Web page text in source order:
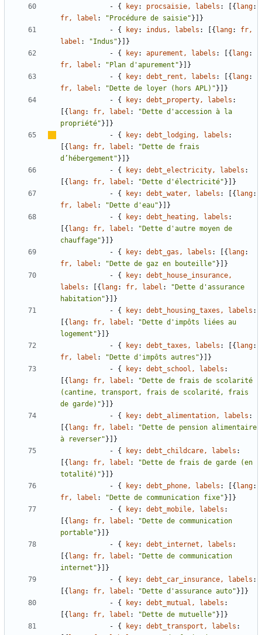
- {
key: procsaisie, labels : { lang:
fr, label : "Procédure de saisie" }
}
- {
key: indus, labels : { lang:
fr,
label : "Indus" }
}
- {
key: apurement, labels : { lang:
fr, label : "Plan d'apurement" }
}
- {
key: debt_rent, labels : { lang:
fr, label : "Dette de loyer (hors APL)" }
}
- {
key: debt_property, labels :
{ lang: fr, label :
"Dette d'accession à la
propriété" }
}
- {
key: debt_lodging, labels :
{ lang: fr, label :
"Dette de frais
d ’ hébergement" }
}
- {
key: debt_electricity, labels :
{ lang: fr, label : "Dette d'électricité" }
}
- {
key: debt_water, labels : { lang:
fr, label : "Dette d'eau" }
}
- {
key: debt_heating, labels :
{ lang: fr, label :
"Dette d'autre moyen de
chauffage" }
}
- {
key: debt_gas, labels : { lang:
fr, label : "Dette de gaz en bouteille" }
}
- {
key:
debt_house_insurance,
labels : { lang: fr, label :
"Dette d'assurance
habitation" }
}
- {
key: debt_housing_taxes, labels :
{ lang: fr, label :
"Dette d'impôts liées au
logement" }
}
- {
key: debt_taxes, labels : { lang:
fr, label : "Dette d'impôts autres" }
}
- {
key: debt_school, labels :
{ lang: fr, label :
"Dette de frais de scolarité
(cantine, transport, frais de scolarité, frais
de garde)" }
}
- {
key: debt_alimentation, labels :
{ lang: fr, label :
"Dette de pension alimentaire
à reverser" }
}
- {
key: debt_childcare, labels :
{ lang: fr, label :
"Dette de frais de garde (en
totalité)" }
}
- {
key: debt_phone, labels : { lang:
fr, label : "Dette de communication fixe" }
}
- {
key: debt_mobile, labels :
{ lang: fr, label :
"Dette de communication
portable" }
}
- {
key: debt_internet, labels :
{ lang: fr, label :
"Dette de communication
internet" }
}
- {
key: debt_car_insurance, labels :
{ lang: fr, label : "Dette d'assurance auto" }
}
- {
key: debt_mutual, labels :
{ lang: fr, label : "Dette de mutuelle" }
}
- {
key: debt_transport, labels :